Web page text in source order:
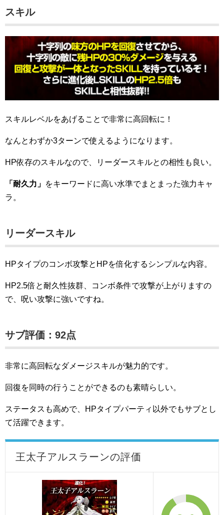
スキル
スキルレベルをあげることで非常に高回転に！
なんとわずか3ターンで使えるようになります。
HP依存のスキルなので、リーダースキルとの相性も良い。
「耐久力」 をキーワードに高い水準でまとまった強力キャ
ラ。
リーダースキル
HPタイプのコンボ攻撃とHPを倍化するシンプルな内容。
HP2.5倍と耐久性抜群、コンボ条件で攻撃が上がりますの
で、呪い攻撃に強いですね。
サブ評価：92点
非常に高回転なダメージスキルが魅力的です。
回復を同時の行うことができるのも素晴らしい。
ステータスも高めで、HPタイプパーティ以外でもサブとし
て活躍できます。
王太子アルスラーンの評価